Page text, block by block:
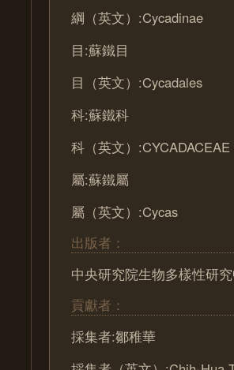
綱（英文）:Cycadinae
目:蘇鐵目
目（英文）:Cycadales
科:蘇鐵科
科（英文）:CYCADACEAE
屬:蘇鐵屬
屬（英文）:Cycas
出版者：
中央研究院生物多樣性研
貢獻者：
採集者:鄒稚華